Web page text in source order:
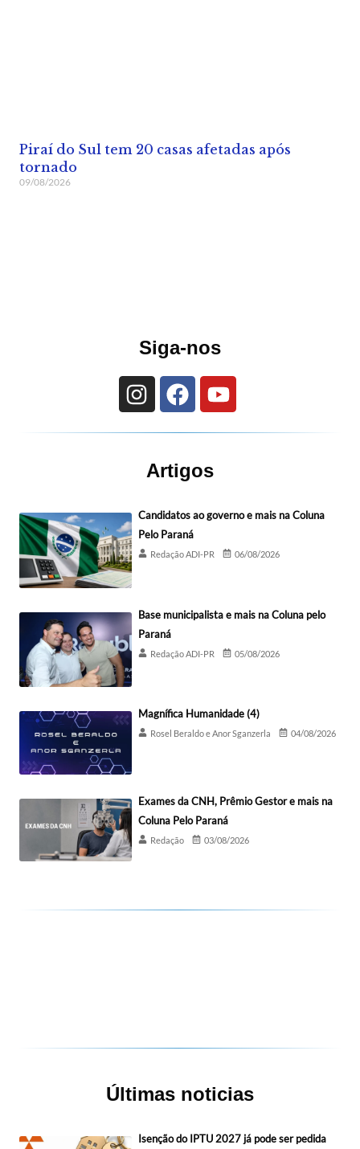
Piraí do Sul tem 20 casas afetadas após
tornado
09/08/2026
Siga-nos
Artigos
Candidatos ao governo e mais na Coluna
Pelo Paraná
Redação ADI-PR 06/08/2026
Base municipalista e mais na Coluna pelo
Paraná
Redação ADI-PR 05/08/2026
Magnífica Humanidade (4)
Rosel Beraldo e Anor Sganzerla 04/08/2026
Exames da CNH, Prêmio Gestor e mais na
Coluna Pelo Paraná
Redação 03/08/2026
Últimas noticias
Isenção do IPTU 2027 já pode ser pedida